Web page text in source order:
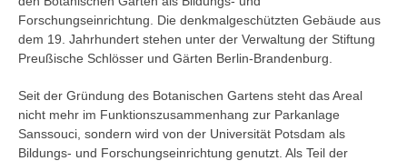
Forschungseinrichtung. Die denkmalgeschützten Gebäude aus
dem 19. Jahrhundert stehen unter der Verwaltung der Stiftung
Preußische Schlösser und Gärten Berlin-Brandenburg.
Seit der Gründung des Botanischen Gartens steht das Areal
nicht mehr im Funktionszusammenhang zur Parkanlage
Sanssouci, sondern wird von der Universität Potsdam als
Bildungs- und Forschungseinrichtung genutzt. Als Teil der